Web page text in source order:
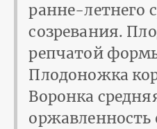
ранне-летнего
созревания.
репчатой
Плодоножка
Воронка
оржавленность